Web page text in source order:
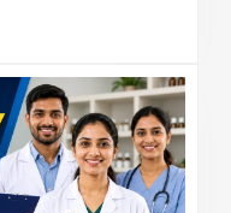
at